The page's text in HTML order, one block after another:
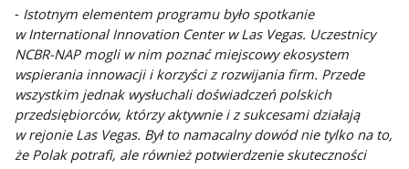
- Istotnym elementem programu było spotkanie
w International Innovation Center w Las Vegas. Uczestnicy
NCBR-NAP mogli w nim poznać miejscowy ekosystem
wspierania innowacji i korzyści z rozwijania firm. Przede
wszystkim jednak wysłuchali doświadczeń polskich
przedsiębiorców, którzy aktywnie i z sukcesami działają
w rejonie Las Vegas. Był to namacalny dowód nie tylko na to,
że Polak potrafi, ale również potwierdzenie skuteczności